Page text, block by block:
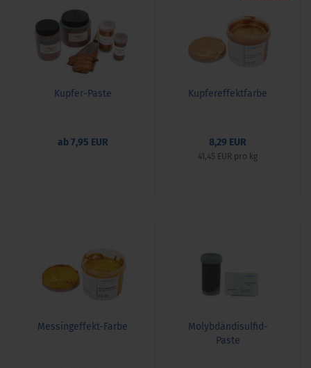
Kupfer-Paste
ab 7,95 EUR
Kupfereffektfarbe
8,29 EUR
41,45 EUR pro kg
Messingeffekt-Farbe
Molybdändisulfid-
Paste